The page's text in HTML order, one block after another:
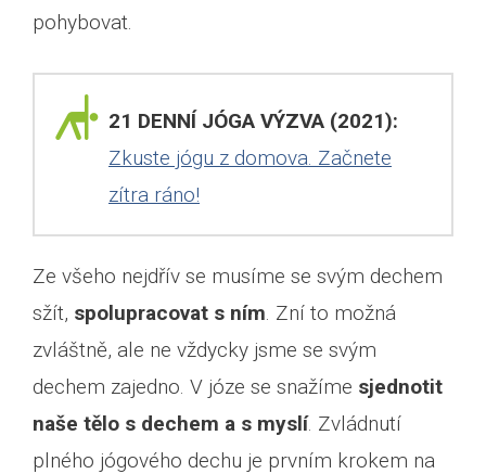
pohybovat.
21 DENNÍ JÓGA VÝZVA (2021):
Zkuste jógu z domova. Začnete
zítra ráno!
Ze všeho nejdřív se musíme se svým dechem
sžít, spolupracovat s ním. Zní to možná
zvláštně, ale ne vždycky jsme se svým
dechem zajedno. V józe se snažíme sjednotit
naše tělo s dechem a s myslí. Zvládnutí
plného jógového dechu je prvním krokem na